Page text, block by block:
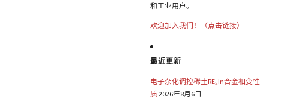
和工业用户。
欢迎加入我们！（点击链接）
最近更新
电子杂化调控稀土RE₂In合金相变性
质2026年8月6日